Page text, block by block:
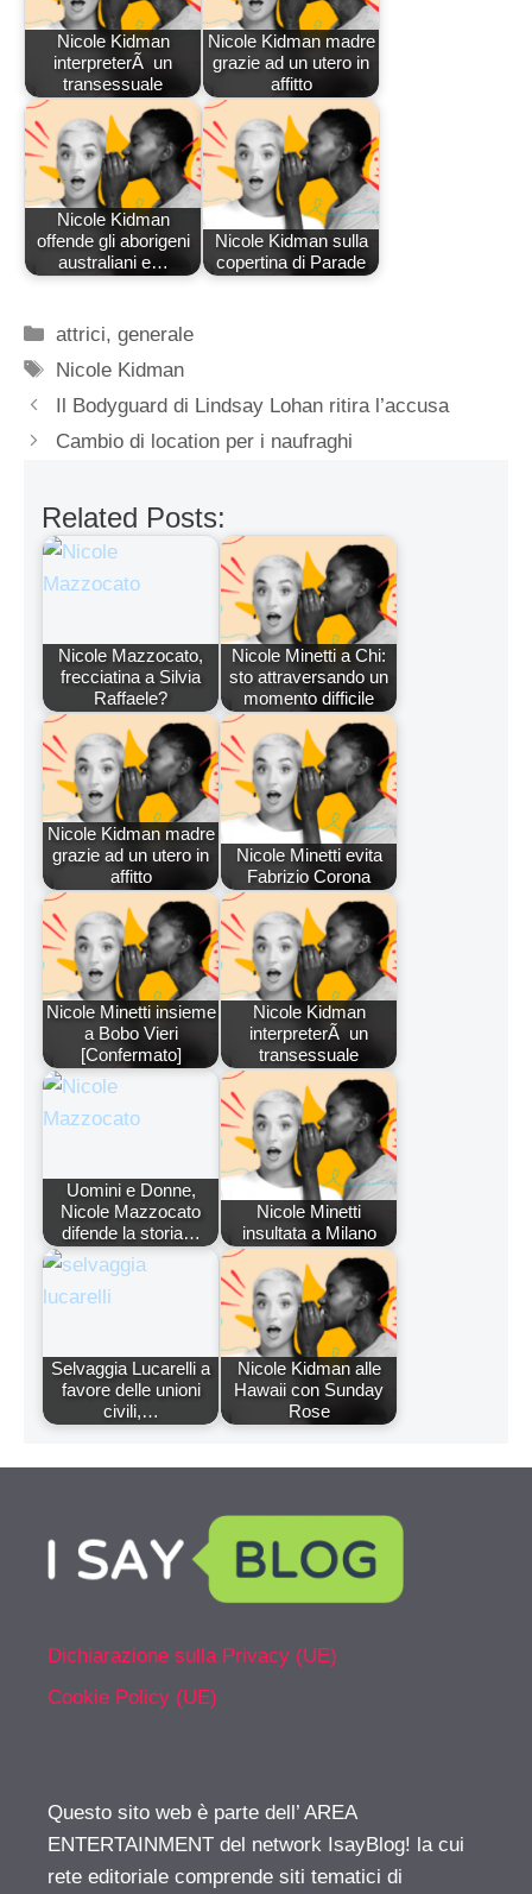
Nicole Kidman
interpreterÃ un
transessuale
Nicole Kidman madre
grazie ad un utero in
affitto
Nicole Kidman
offende gli aborigeni
australiani e…
Nicole Kidman sulla
copertina di Parade
Categorie
attrici,generale
Tag
Nicole Kidman
Il Bodyguard di Lindsay Lohan ritira l’accusa
Cambio di location per i naufraghi
Related Posts:
Nicole Mazzocato,
frecciatina a Silvia
Raffaele?
Nicole Minetti a Chi:
sto attraversando un
momento difficile
Nicole Kidman madre
grazie ad un utero in
affitto
Nicole Minetti evita
Fabrizio Corona
Nicole Minetti insieme
a Bobo Vieri
[Confermato]
Nicole Kidman
interpreterÃ un
transessuale
Uomini e Donne,
Nicole Mazzocato
difende la storia…
Nicole Minetti
insultata a Milano
Selvaggia Lucarelli a
favore delle unioni
civili,…
Nicole Kidman alle
Hawaii con Sunday
Rose
Dichiarazione sulla Privacy (UE)
Cookie Policy (UE)
Questo sito web è parte dell’ AREA
ENTERTAINMENT del network IsayBlog! la cui
rete editoriale comprende siti tematici di